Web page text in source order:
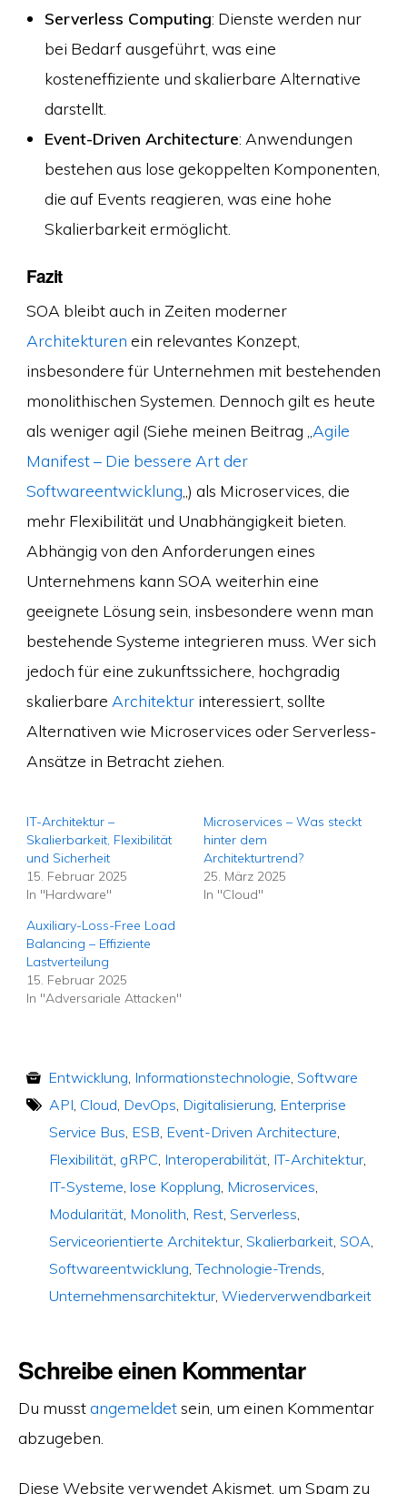
Serverless Computing: Dienste werden nur
bei Bedarf ausgeführt, was eine
kosteneffiziente und skalierbare Alternative
darstellt.
Event-Driven Architecture: Anwendungen
bestehen aus lose gekoppelten Komponenten,
die auf Events reagieren, was eine hohe
Skalierbarkeit ermöglicht.
Fazit
SOA bleibt auch in Zeiten moderner
Architekturen ein relevantes Konzept,
insbesondere für Unternehmen mit bestehenden
monolithischen Systemen. Dennoch gilt es heute
als weniger agil (Siehe meinen Beitrag „ Agile
Manifest – Die bessere Art der
Softwareentwicklung „) als Microservices, die
mehr Flexibilität und Unabhängigkeit bieten.
Abhängig von den Anforderungen eines
Unternehmens kann SOA weiterhin eine
geeignete Lösung sein, insbesondere wenn man
bestehende Systeme integrieren muss. Wer sich
jedoch für eine zukunftssichere, hochgradig
skalierbare Architekturinteressiert, sollte
Alternativen wie Microservices oder Serverless-
Ansätze in Betracht ziehen.
IT-Architektur –
Skalierbarkeit, Flexibilität
und Sicherheit
15. Februar 2025
In "Hardware"
Microservices – Was steckt
hinter dem
Architekturtrend?
25. März 2025
In "Cloud"
Auxiliary-Loss-Free Load
Balancing – Effiziente
Lastverteilung
15. Februar 2025
In "Adversariale Attacken"
Entwicklung Informationstechnologie Software
API Cloud DevOps Digitalisierung Enterprise
Service Bus ESB Event-Driven Architecture
Flexibilität, gRPC Interoperabilität, IT-Architektur,
IT-Systeme lose Kopplung Microservices
Modularität, Monolith Rest, Serverless
Serviceorientierte Architektur, Skalierbarkeit, SOA
Softwareentwicklung ,Technologie-Trends
Unternehmensarchitektur, Wiederverwendbarkeit
Schreibe einen Kommentar
Du musstangemeldetsein, um einen Kommentar
abzugeben.
Diese Website verwendet Akismet, um Spam zu